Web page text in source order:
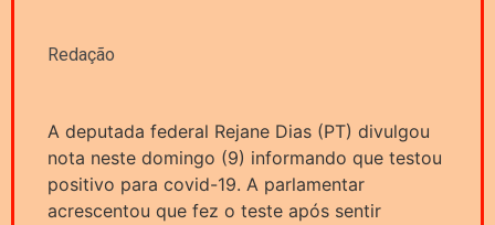
Redação
A deputada federal Rejane Dias (PT) divulgou
nota neste domingo (9) informando que testou
positivo para covid-19. A parlamentar
acrescentou que fez o teste após sentir